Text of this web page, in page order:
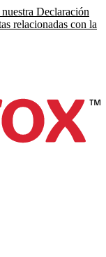
Declaración
relacionadas con la